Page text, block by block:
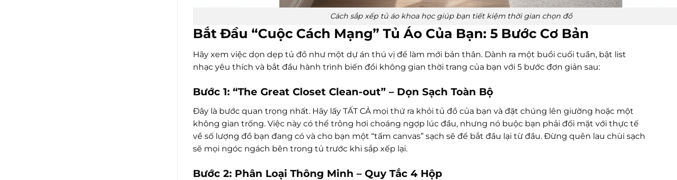
Cách sắp xếp tủ áo khoa học giúp bạn tiết kiệm thời gian chọn đồ
Bắt Đầu “Cuộc Cách Mạng” Tủ Áo Của Bạn: 5 Bước Cơ Bản
Hãy xem việc dọn dẹp tủ đồ như một dự án thú vị để làm mới bản thân. Dành ra một buổi cuối tuần, bật list
nhạc yêu thích và bắt đầu hành trình biến đổi không gian thời trang của bạn với 5 bước đơn giản sau:
Bước 1: “The Great Closet Clean-out” – Dọn Sạch Toàn Bộ
Đây là bước quan trọng nhất. Hãy lấy TẤT CẢ mọi thứ ra khỏi tủ đồ của bạn và đặt chúng lên giường hoặc một
không gian trống. Việc này có thể trông hơi choáng ngợp lúc đầu, nhưng nó buộc bạn phải đối mặt với thực tế
về số lượng đồ bạn đang có và cho bạn một “tấm canvas” sạch sẽ để bắt đầu lại từ đầu. Đừng quên lau chùi sạch
sẽ mọi ngóc ngách bên trong tủ trước khi sắp xếp lại.
Bước 2: Phân Loại Thông Minh – Quy Tắc 4 Hộp